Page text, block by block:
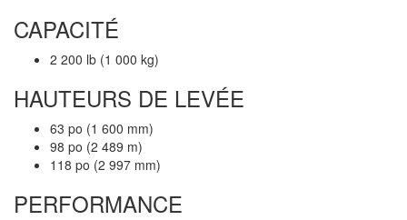
CAPACITÉ
2 200 lb (1 000 kg)
HAUTEURS DE LEVÉE
63 po (1 600 mm)
98 po (2 489 m)
118 po (2 997 mm)
PERFORMANCE